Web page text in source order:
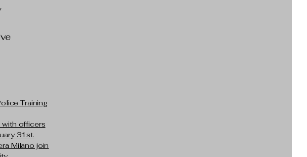
Training
with officers
31st.
Milano join